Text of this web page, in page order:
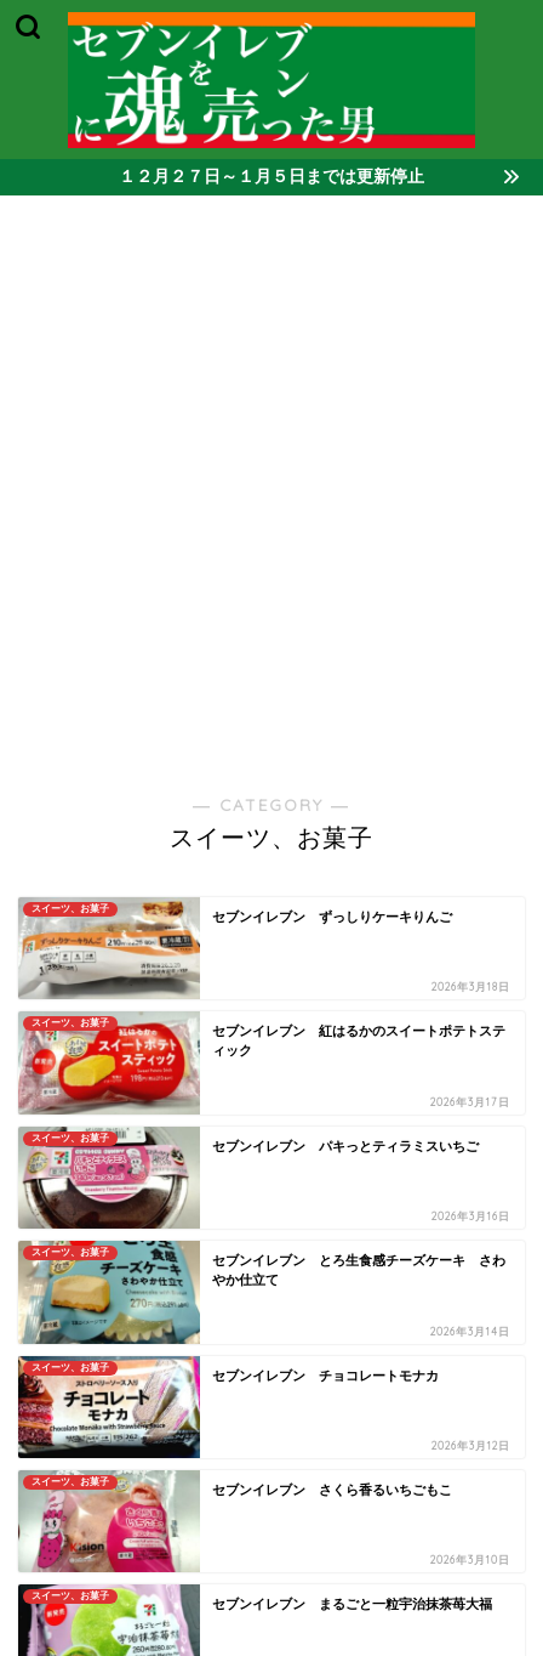
１２月２７日～１月５日までは更新停止
― CATEGORY ―
スイーツ、お菓子
スイーツ、お菓子
セブンイレブン ずっしりケーキりんご
2026年3月18日
スイーツ、お菓子
セブンイレブン 紅はるかのスイートポテトステ
ィック
2026年3月17日
スイーツ、お菓子
セブンイレブン パキっとティラミスいちご
2026年3月16日
スイーツ、お菓子
セブンイレブン とろ生食感チーズケーキ さわ
やか仕立て
2026年3月14日
スイーツ、お菓子
セブンイレブン チョコレートモナカ
2026年3月12日
スイーツ、お菓子
セブンイレブン さくら香るいちごもこ
2026年3月10日
スイーツ、お菓子
セブンイレブン まるごと一粒宇治抹茶苺大福